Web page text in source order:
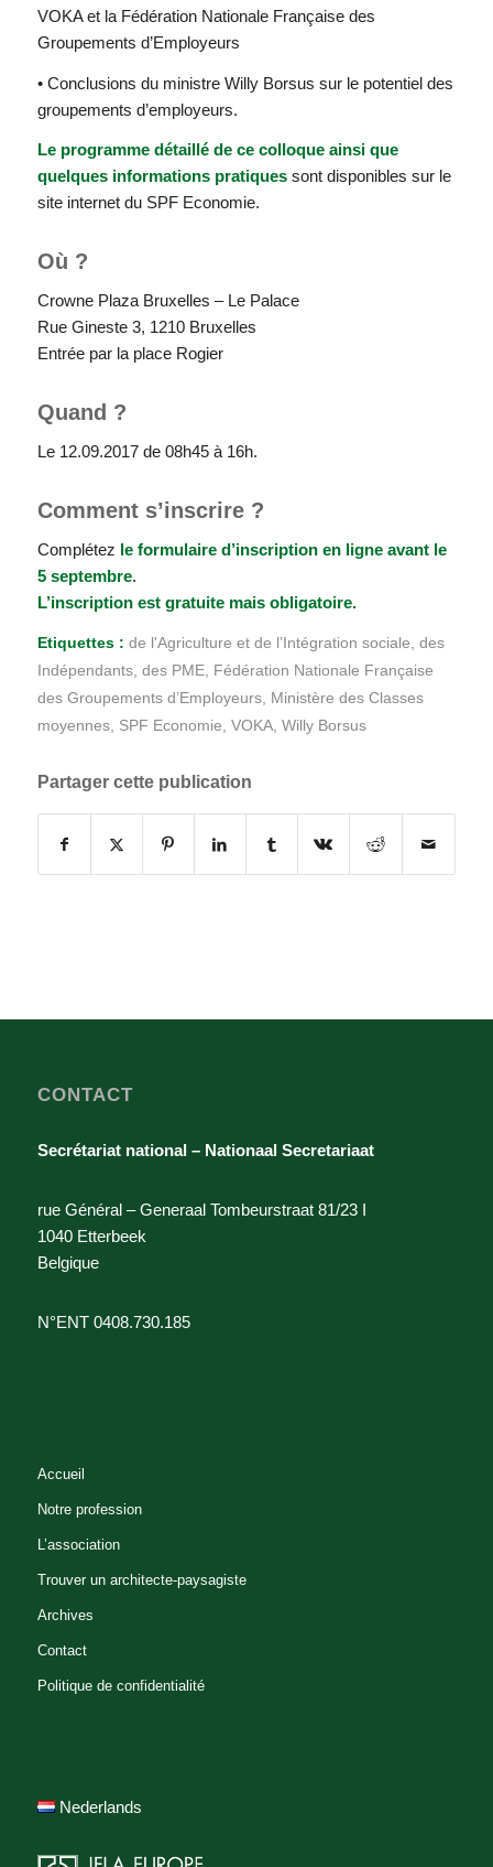
VOKA et la Fédération Nationale Française des
Groupements d’Employeurs
• Conclusions du ministre Willy Borsus sur le potentiel des
groupements d’employeurs.
Le programme détaillé de ce colloque ainsi que
quelques informations pratiquessont disponibles sur le
site internet du SPF Economie.
Où ?
Crowne Plaza Bruxelles – Le Palace
Rue Gineste 3, 1210 Bruxelles
Entrée par la place Rogier
Quand ?
Le 12.09.2017 de 08h45 à 16h.
Comment s’inscrire ?
Complétez le formulaire d’inscription en ligne avant le
5 septembre.
L’inscription est gratuite mais obligatoire.
Etiquettes : de l'Agriculture et de l’Intégration sociale, des
Indépendants, des PME, Fédération Nationale Française
des Groupements d’Employeurs, Ministère des Classes
moyennes, SPF Economie, VOKA, Willy Borsus
Partager cette publication
CONTACT
Secrétariat national – Nationaal Secretariaat
rue Général – Generaal Tombeurstraat 81/23 I
1040 Etterbeek
Belgique
N°ENT 0408.730.185
Accueil
Notre profession
L’association
Trouver un architecte-paysagiste
Archives
Contact
Politique de confidentialité
Nederlands